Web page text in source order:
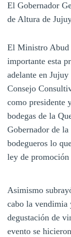
El Gobernador
de Altura de
El Ministro Abud
importante esta
adelante en
Consejo
como presidente
bodegas de la
Gobernador de
bodegueros lo
ley de
Asimismo
cabo la vendimia
degustación de
evento se